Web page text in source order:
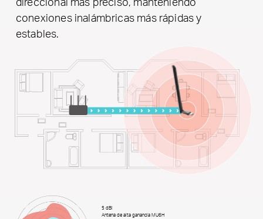
conexiones inalámbricas más rápidas y
estables.
5 dBi
Antena de alta ganancia MU6H